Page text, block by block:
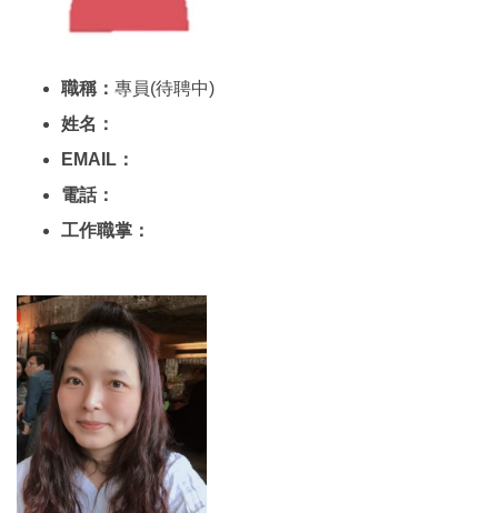
職稱： 專員(待聘中)
姓名：
EMAIL：
電話：
工作職掌：